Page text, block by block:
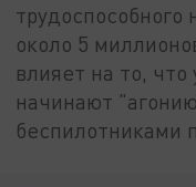
трудоспособного
около 5
влияет на то, что
начинают
беспилотниками